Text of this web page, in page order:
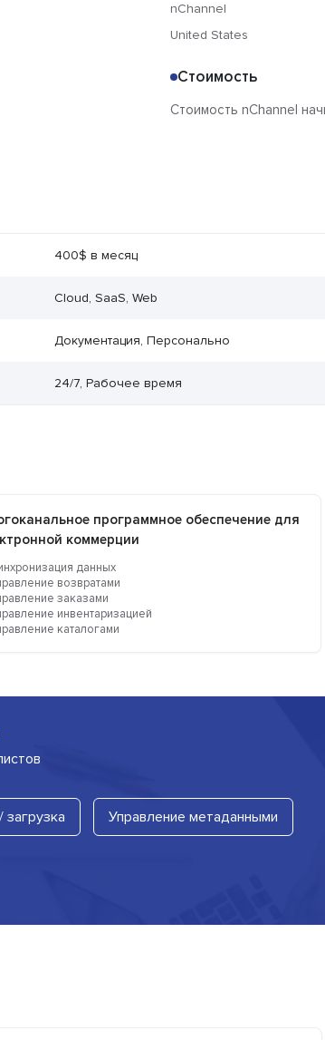
nChannel
United States
Стоимость
Стоимость nChannel
400$ в месяц
Cloud, SaaS, Web
Документация, Персонально
24/7, Рабочее время
программное обеспечение для
коммерции
данных
возвратами
заказами
инвентаризацией
каталогами
Управление метаданными